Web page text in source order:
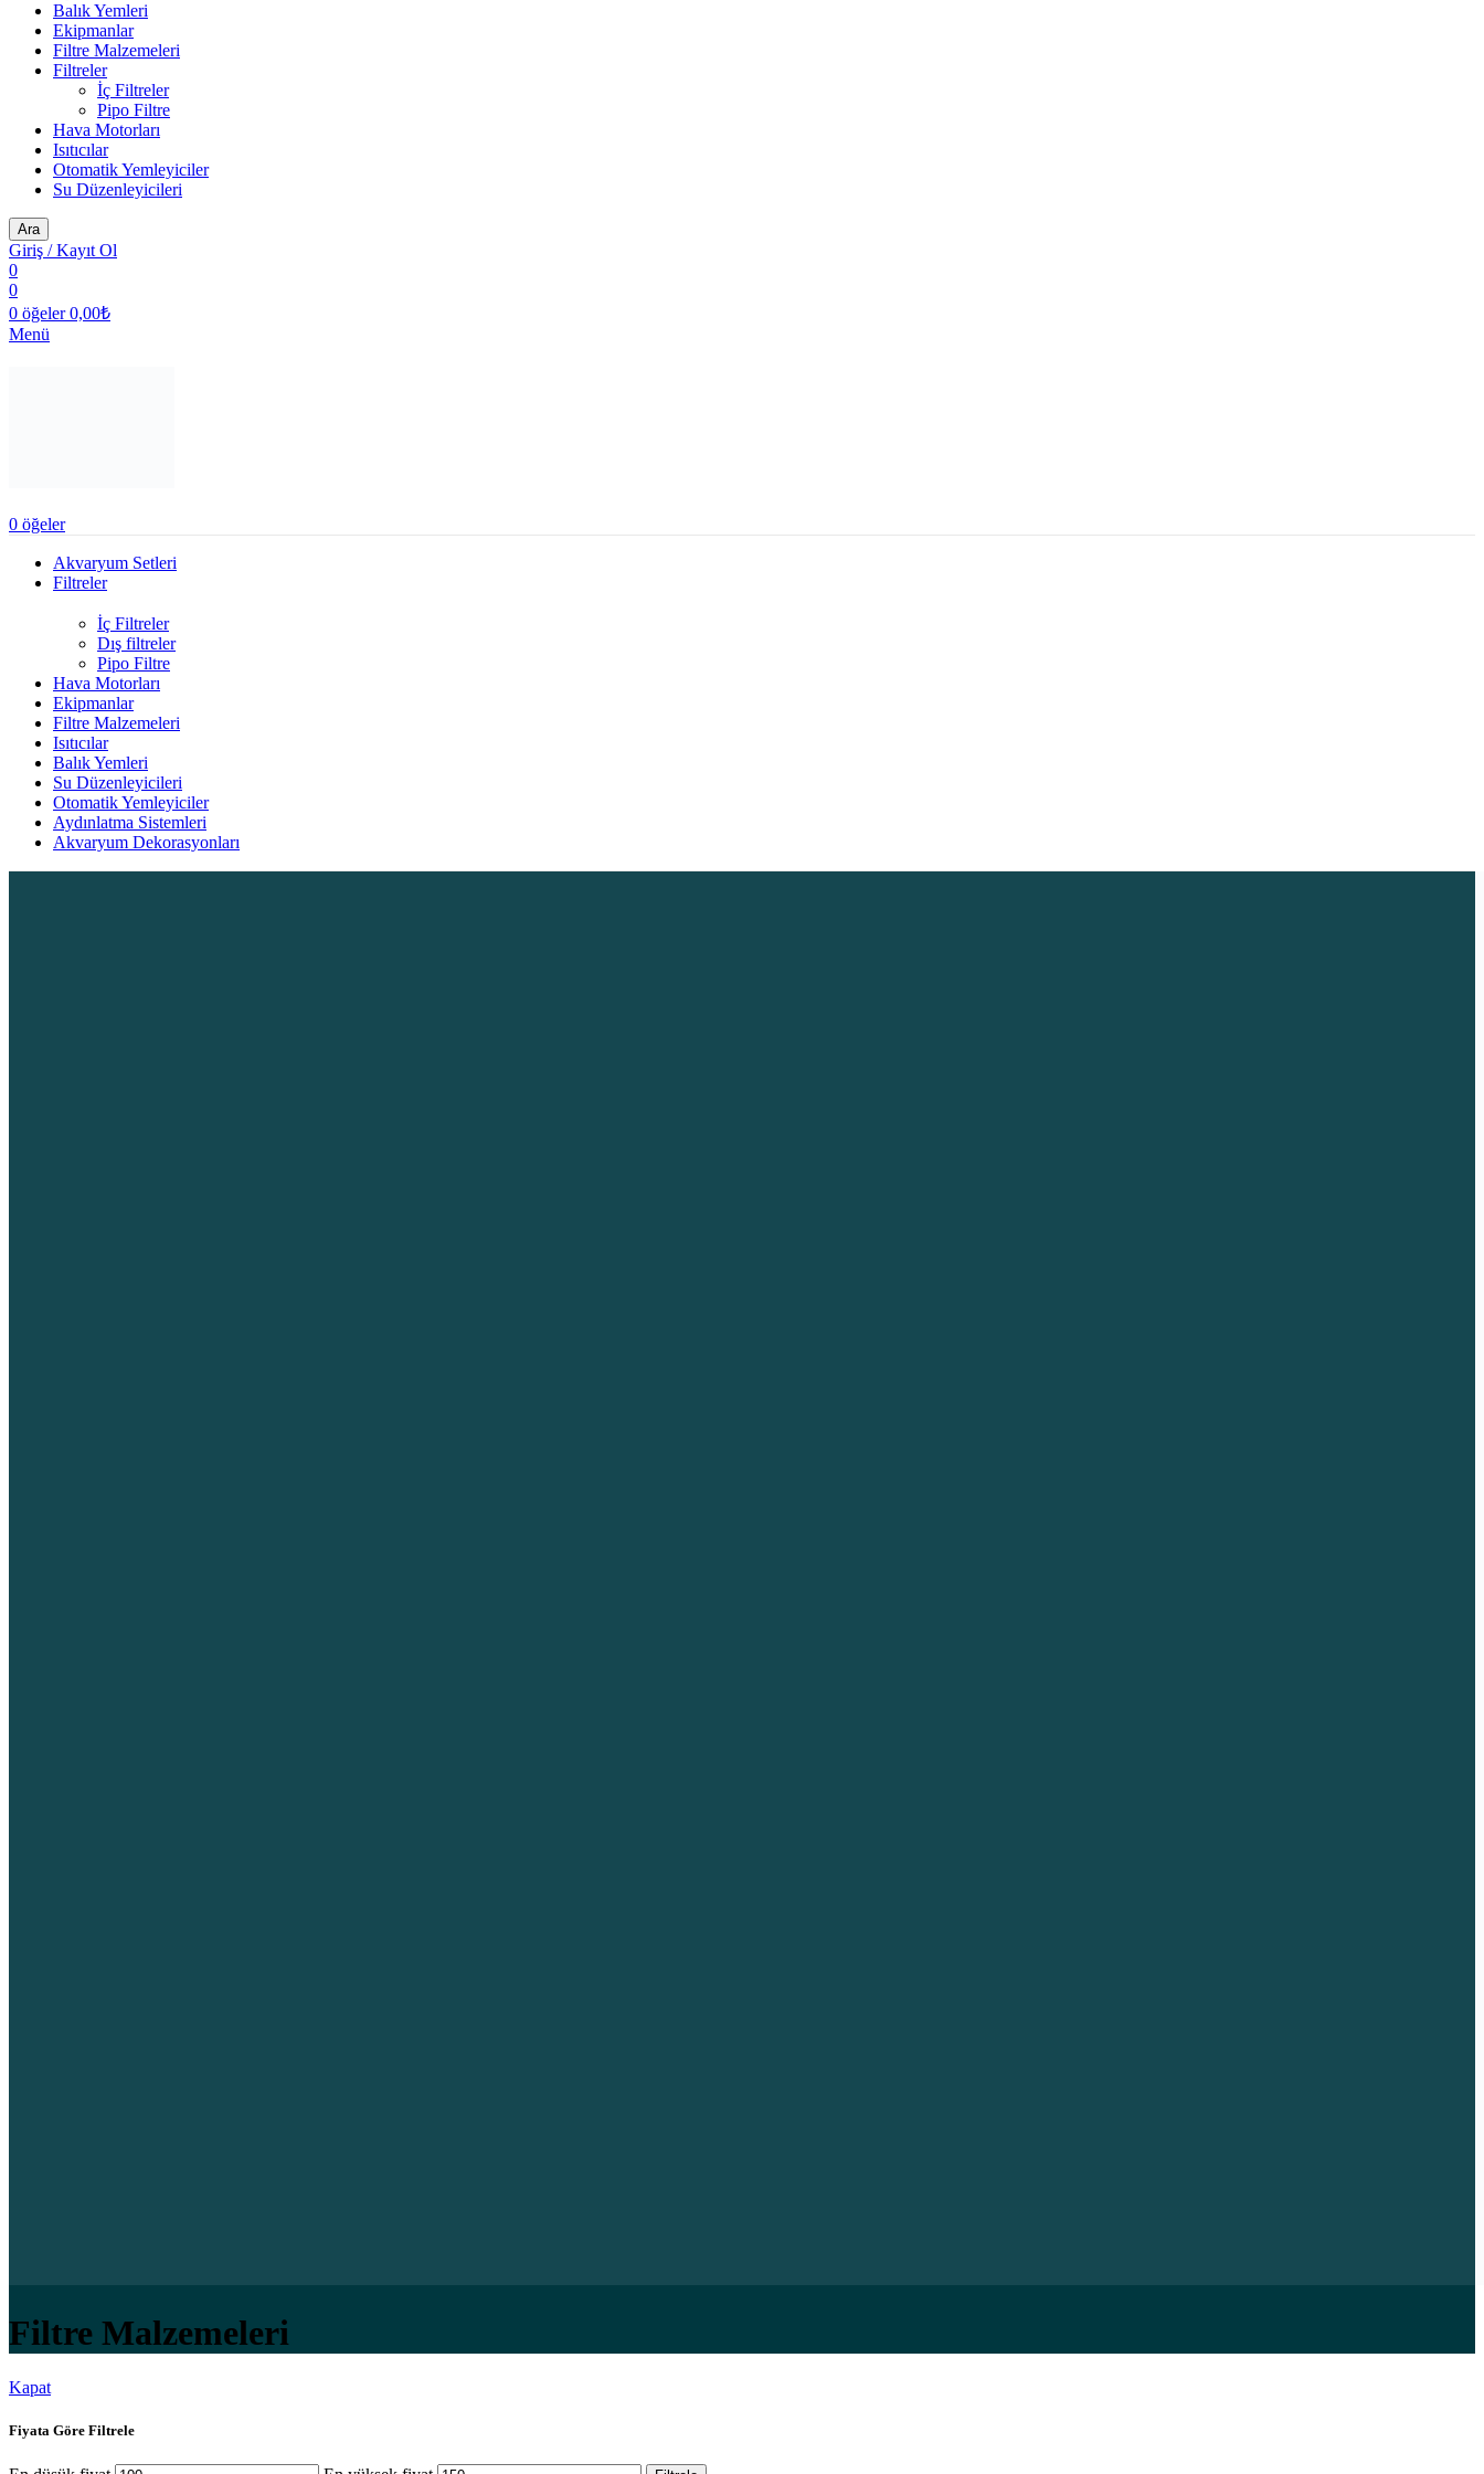
Balık Yemleri
Ekipmanlar
Filtre Malzemeleri
Filtreler
İç Filtreler
Pipo Filtre
Hava Motorları
Isıtıcılar
Otomatik Yemleyiciler
Su Düzenleyicileri
Ara
Giriş / Kayıt Ol
0
0
0 öğeler 0,00₺
Menü
0 öğeler
Akvaryum Setleri
Filtreler
İç Filtreler
Dış filtreler
Pipo Filtre
Hava Motorları
Ekipmanlar
Filtre Malzemeleri
Isıtıcılar
Balık Yemleri
Su Düzenleyicileri
Otomatik Yemleyiciler
Aydınlatma Sistemleri
Akvaryum Dekorasyonları
Filtre Malzemeleri
Kapat
Fiyata Göre Filtrele